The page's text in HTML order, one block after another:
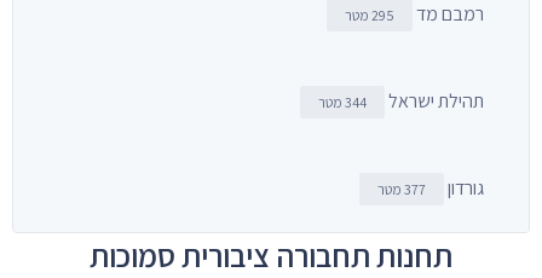
רמבם מד 295 מטר
תהילת ישראל 344 מטר
גורדון 377 מטר
תחנות תחבורה ציבורית סמוכות